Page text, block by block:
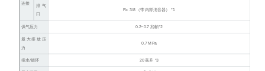
连接
排气
口
Rc 3/8 （带内部消音器） *1
供气压力 0.2~0.7 兆帕*2
最大排放压
力
0.7 MPa
排水/循环 20 毫升 *3